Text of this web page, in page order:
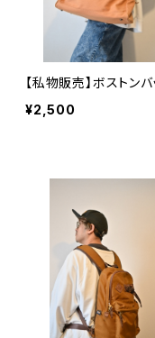
【私物販売】ボストン
¥2,500